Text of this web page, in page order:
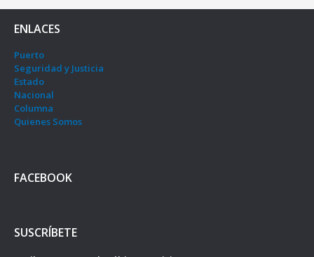
ENLACES
Puerto
Seguridad y Justicia
Estado
Nacional
Columna
Quienes Somos
FACEBOOK
SUSCRÍBETE